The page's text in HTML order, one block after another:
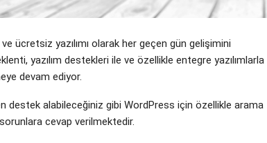
ücretsiz yazılımı olarak her geçen gün gelişimini
yazılım destekleri ile ve özellikle entegre yazılımlarla
devam ediyor.
destek alabileceğiniz gibi WordPress için özellikle arama
cevap verilmektedir.